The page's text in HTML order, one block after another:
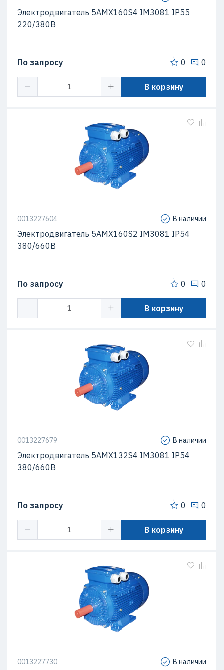
Электродвигатель 5АМХ160S4 IM3081 IP55
220/380В
По запросу 0 0
В корзину
0013227604 В наличии
Электродвигатель 5АМХ160S2 IM3081 IP54
380/660В
По запросу 0 0
В корзину
0013227679 В наличии
Электродвигатель 5АМХ132S4 IM3081 IP54
380/660В
По запросу 0 0
В корзину
0013227730 В наличии